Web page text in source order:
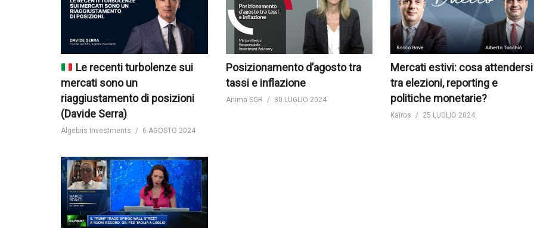
Le recenti turbolenze sui
mercati sono un
riaggiustamento di posizioni
(Davide Serra)
Algebris Investments 6 AGOSTO 2024
Posizionamento d’agosto tra
tassi e inflazione
Anima SGR 30 LUGLIO 2024
Mercati estivi: cosa attendersi
tra elezioni, reporting e
politiche monetarie?
Kairos 25 LUGLIO 2024